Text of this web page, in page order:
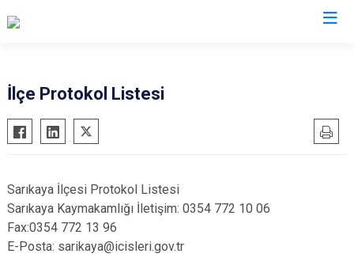
Gebze
Gölcük
Karamürsel
Körfez
Derince
Kartepe
İlçe Protokol Listesi
Sarıkaya İlçesi Protokol Listesi
Sarıkaya Kaymakamlığı İletişim: 0354 772 10 06
Fax:0354 772 13 96
E-Posta: sarikaya@icisleri.gov.tr